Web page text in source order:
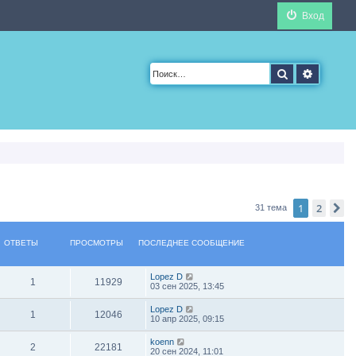
Вход
Поиск
31 тема 1 2
ОТВЕТЫ ПРОСМОТРЫ ПОСЛЕДНЕЕ СООБЩЕНИЕ
1 11929
Lopez D
03 сен 2025, 13:45
1 12046
Lopez D
10 апр 2025, 09:15
2 22181
koenn
20 сен 2024, 11:01